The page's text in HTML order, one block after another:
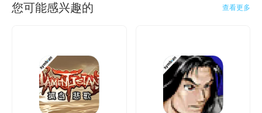
您可能感兴趣的 查看更多